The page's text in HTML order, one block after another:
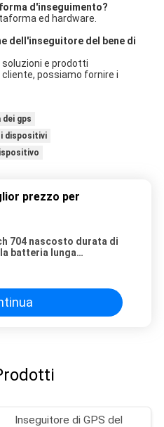
d'inseguimento?
ed hardware.
dell'inseguitore del bene di
e prodotti
possiamo fornire i
gps
dispositivi
prezzo per
704 nascosto durata di
batteria lunga
Inseguitore di GPS del